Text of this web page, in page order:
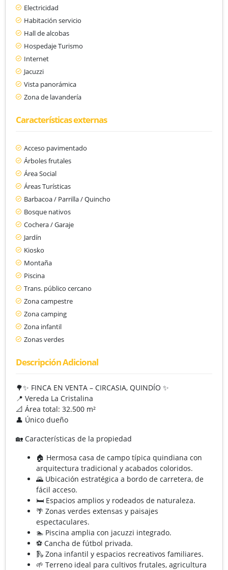
Electricidad
Habitación servicio
Hall de alcobas
Hospedaje Turismo
Internet
Jacuzzi
Vista panorámica
Zona de lavandería
Características externas
Acceso pavimentado
Árboles frutales
Área Social
Áreas Turísticas
Barbacoa / Parrilla / Quincho
Bosque nativos
Cochera / Garaje
Jardín
Kiosko
Montaña
Piscina
Trans. público cercano
Zona campestre
Zona camping
Zona infantil
Zonas verdes
Descripción Adicional
🌳✨ FINCA EN VENTA – CIRCASIA, QUINDÍO ✨
📍 Vereda La Cristalina
📐 Área total: 32.500 m²
👤 Único dueño
🏡 Características de la propiedad
🏠 Hermosa casa de campo típica quindiana con
arquitectura tradicional y acabados coloridos.
🌄 Ubicación estratégica a bordo de carretera, de
fácil acceso.
🛏️ Espacios amplios y rodeados de naturaleza.
🌴 Zonas verdes extensas y paisajes
espectaculares.
🏊 Piscina amplia con jacuzzi integrado.
⚽ Cancha de fútbol privada.
🛝 Zona infantil y espacios recreativos familiares.
🌱 Terreno ideal para cultivos frutales, agricultura